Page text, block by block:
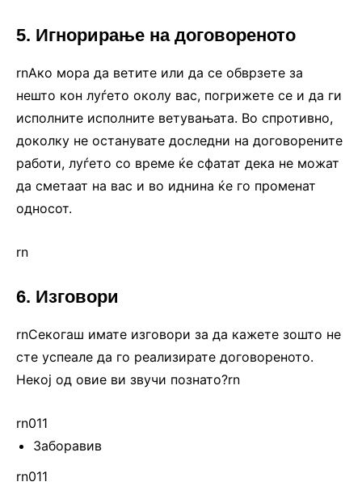
5. Игнорирање на договореното
rnАко мора да ветите или да се обврзете за
нешто кон луѓето околу вас, погрижете се и да ги
исполните исполните ветувањата. Во спротивно,
доколку не останувате доследни на договорените
работи, луѓето со време ќе сфатат дека не можат
да сметаат на вас и во иднина ќе го променат
односот.
rn
6. Изговори
rnСекогаш имате изговори за да кажете зошто не
сте успеале да го реализирате договореното.
Некој од овие ви звучи познато?rn
rn011
Заборавив
rn011